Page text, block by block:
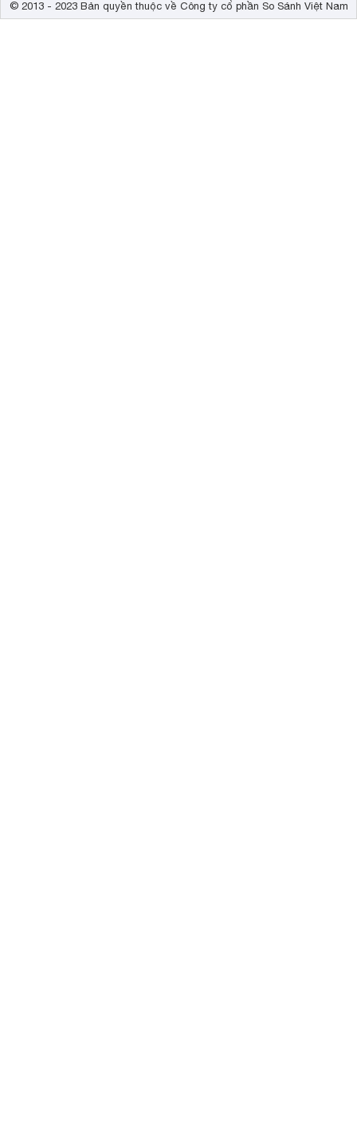
© 2013 - 2023 Bản quyền thuộc về Công ty cổ phần So Sánh Việt Nam